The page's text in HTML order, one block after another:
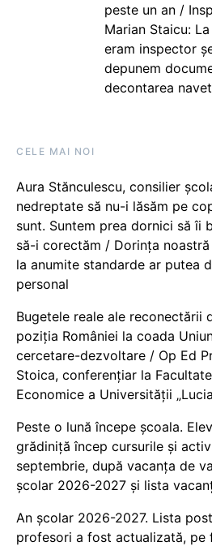
peste un an /
Marian Staicu:
eram inspector
depunem
decontarea
CELE MAI NOI
Aura Stănculescu, consilier
nedreptate să nu-i lăsăm pe
sunt. Suntem prea dornici să îi
să-i corectăm / Dorința
la anumite standarde ar putea
personal
Bugetele reale ale reconectării
poziția României la coada
cercetare-dezvoltare / Op Ed
Stoica, conferențiar la
Economice a Universității
Peste o lună începe școala.
grădiniță încep cursurile și
septembrie, după vacanța de
școlar 2026-2027 și lista
An școlar 2026-2027. Lista
profesori a fost actualizată, pe